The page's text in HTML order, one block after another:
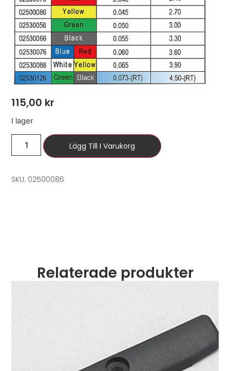
115,00 kr
I lager
Lägg Till I Varukorg
SKU: 02500086
Relaterade produkter